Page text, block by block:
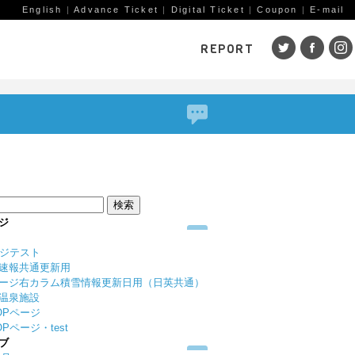
English |Advance Ticket | Digital Ticket |Coupon | E-mail
REPORT
SKI AREAS
五竜・47
野沢温泉
テスト
報共通更新用
ジ右カラム積雪情報更新日用（日英共通）
泉施設
ページ
ページ・test